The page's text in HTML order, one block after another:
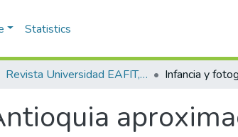
Statistics
Revista Universidad EAFIT, Vol. 34, Núm. 112 (1998)